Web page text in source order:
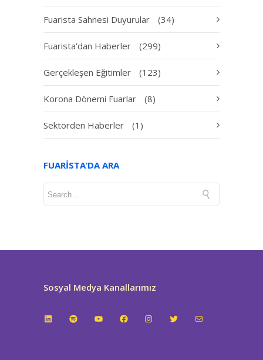
Fuarista Sahnesi Duyurular (34)
Fuarista'dan Haberler (299)
Gerçekleşen Eğitimler (123)
Korona Dönemi Fuarlar (8)
Sektörden Haberler (1)
FUARISTA’DA ARA
Sosyal Medya Kanallarımız
LinkedInSpotifyYouTubeFacebookInstagramTwitterE-posta